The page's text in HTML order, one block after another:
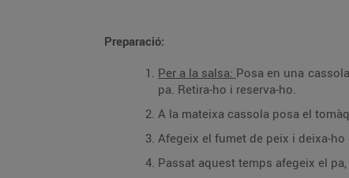
Preparació:
Per a la salsa: Posa en una
pa. Retira-ho i reserva-ho.
A la mateixa cassola posa el
Afegeix el fumet de peix i deixa-
Passat aquest temps afegeix el